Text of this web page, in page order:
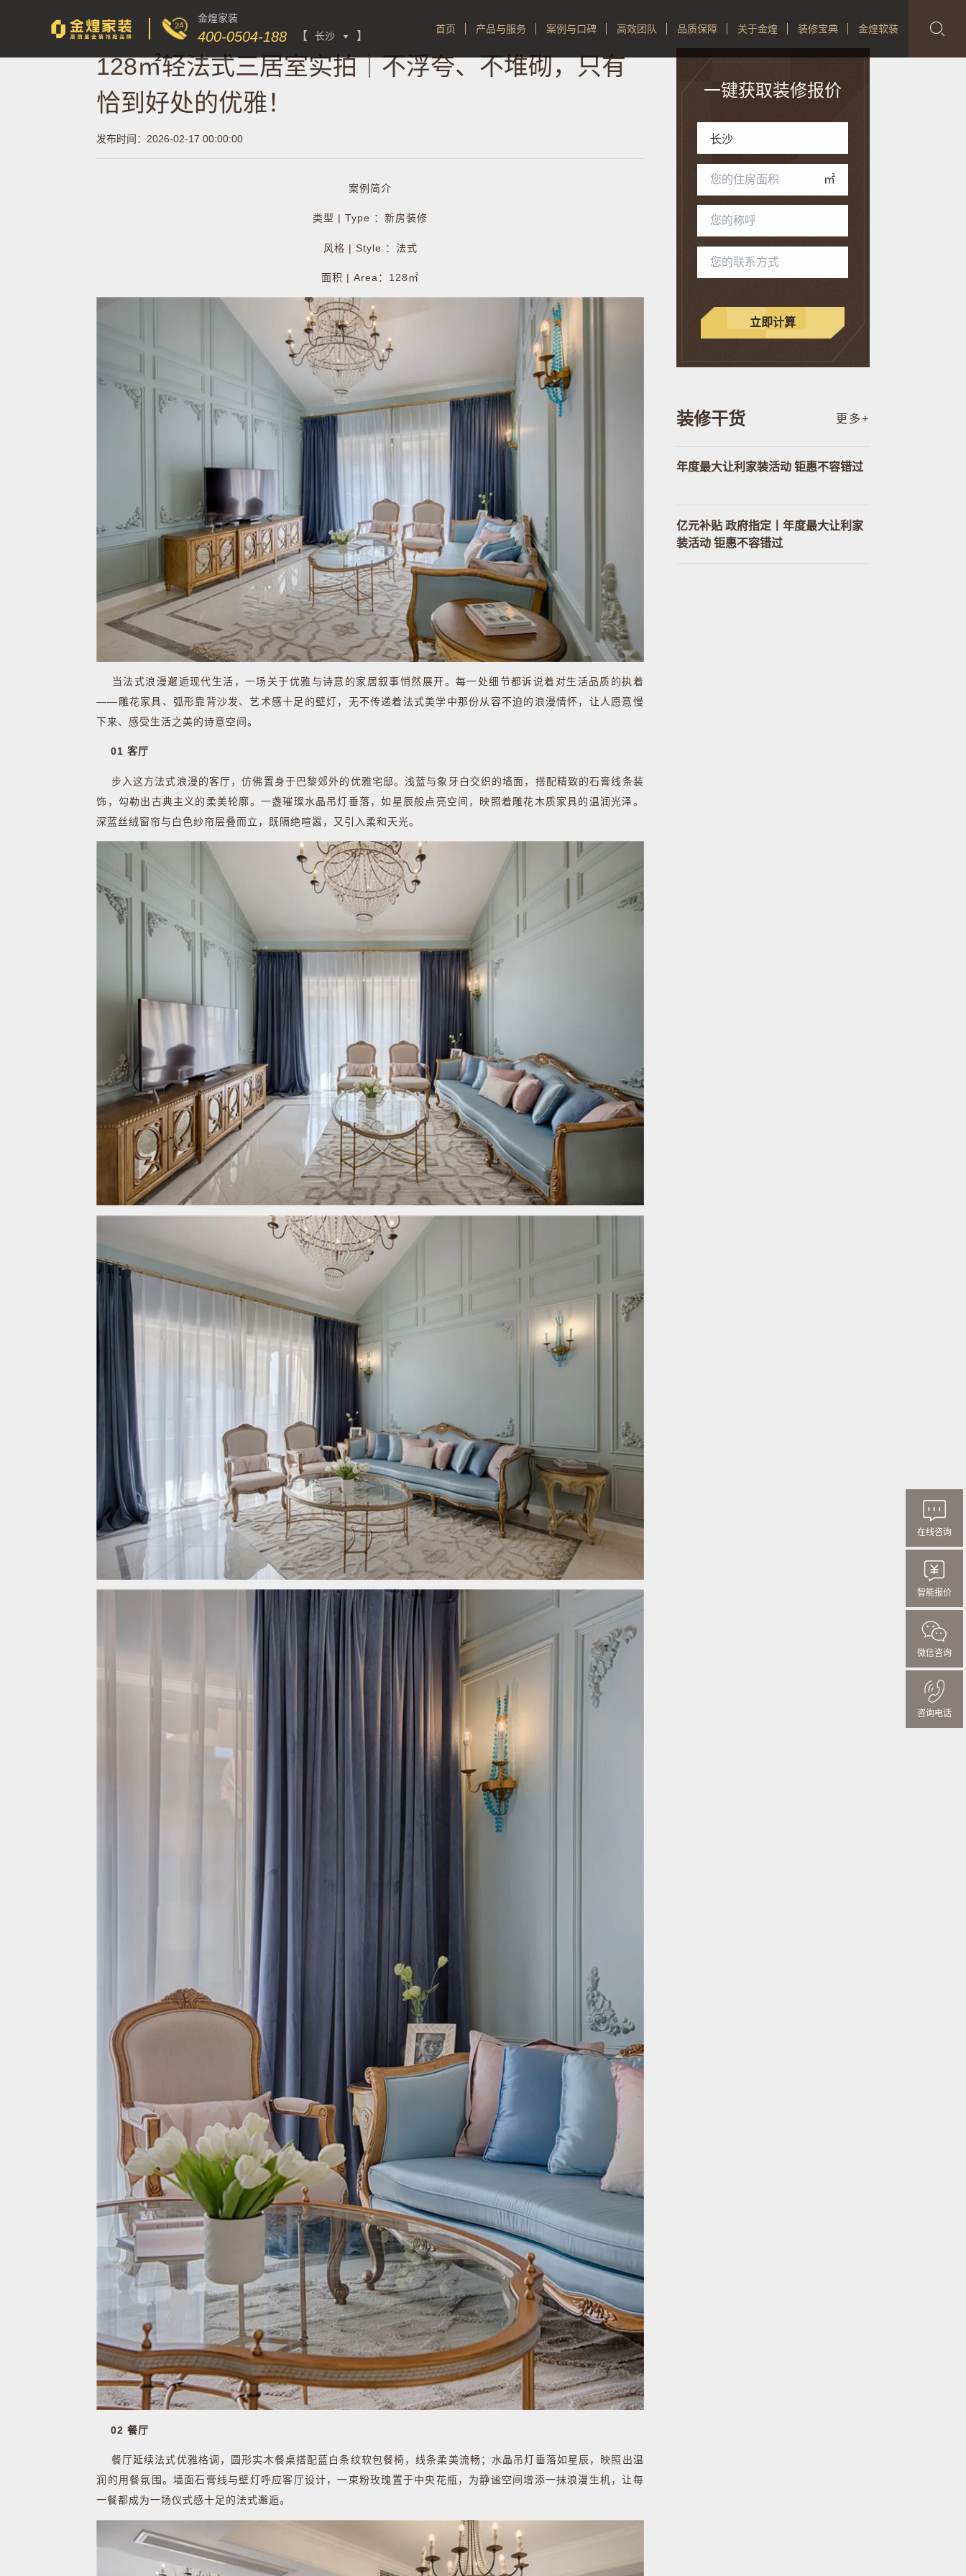
金煌家装
400-0504-188 【 长沙  】
首页 产品与服务 案例与口碑 高效团队 品质保障 关于金煌 装修宝典 金煌软装 
在线咨询
智能报价
微信咨询
咨询电话
128㎡轻法式三居室实拍｜不浮夸、不堆砌，只有
恰到好处的优雅！
发布时间：2026-02-17 00:00:00
案例简介
类型 | Type ：新房装修
风格 | Style ：法式
面积 | Area：128㎡
当法式浪漫邂逅现代生活，一场关于优雅与诗意的家居叙事悄然展开。每一处细节都诉说着对生活品质的执着
——雕花家具、弧形靠背沙发、艺术感十足的壁灯，无不传递着法式美学中那份从容不迫的浪漫情怀，让人愿意慢
下来、感受生活之美的诗意空间。
01 客厅
步入这方法式浪漫的客厅，仿佛置身于巴黎郊外的优雅宅邸。浅蓝与象牙白交织的墙面，搭配精致的石膏线条装
饰，勾勒出古典主义的柔美轮廓。一盏璀璨水晶吊灯垂落，如星辰般点亮空间，映照着雕花木质家具的温润光泽。
深蓝丝绒窗帘与白色纱帘层叠而立，既隔绝喧嚣，又引入柔和天光。
02 餐厅
餐厅延续法式优雅格调，圆形实木餐桌搭配蓝白条纹软包餐椅，线条柔美流畅；水晶吊灯垂落如星辰，映照出温
润的用餐氛围。墙面石膏线与壁灯呼应客厅设计，一束粉玫瑰置于中央花瓶，为静谧空间增添一抹浪漫生机，让每
一餐都成为一场仪式感十足的法式邂逅。
一键获取装修报价
㎡
立即计算
装修干货 更多+
年度最大让利家装活动 钜惠不容错过
亿元补贴 政府指定丨年度最大让利家
装活动 钜惠不容错过